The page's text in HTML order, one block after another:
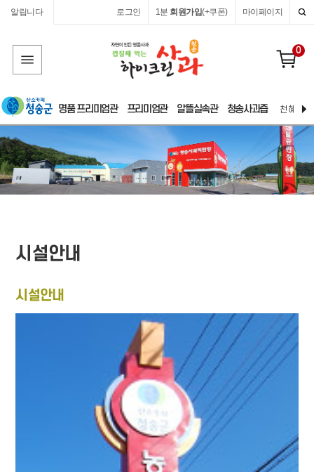
알립니다 마이페이지
1분 회원가입(+쿠폰)
로그인
0
명품 프리미엄관 프리미엄관 알뜰실속관 청송사과즙 천혜 자
시설안내
시설안내